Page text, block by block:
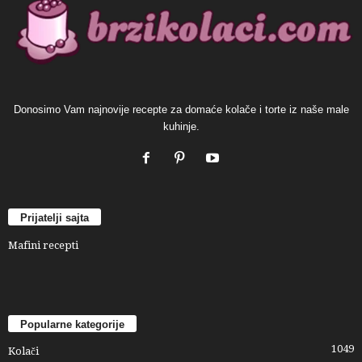
Donosimo Vam najnovije recepte za domaće kolače i torte iz naše male
kuhinje.
Prijatelji sajta
Mafini recepti
Popularne kategorije
Kolači 1049